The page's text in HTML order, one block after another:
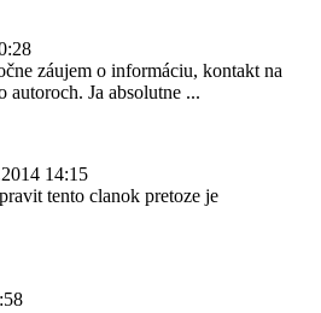
záujem o informáciu, kontakt na
autoroch. Ja absolutne ...
14:15
tento clanok pretoze je